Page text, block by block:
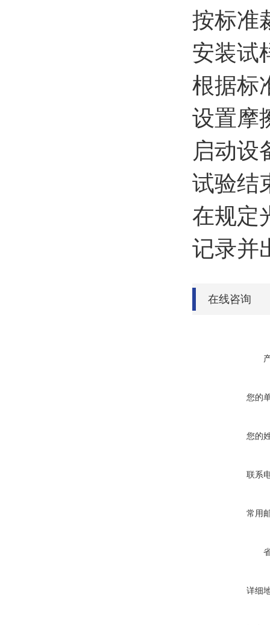
按标准
安装试
根据标
设置摩
启动设
试验结
在规定
记录并
在线咨询
您的
您的
联系
常用
详细